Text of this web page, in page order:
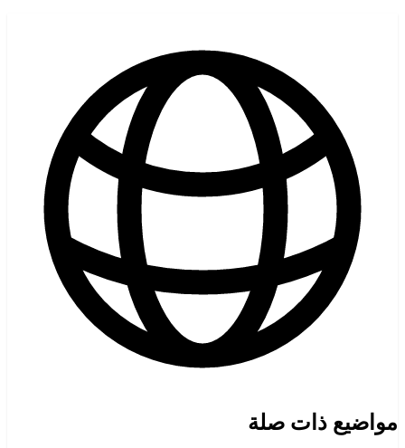
مواضيع ذات صلة